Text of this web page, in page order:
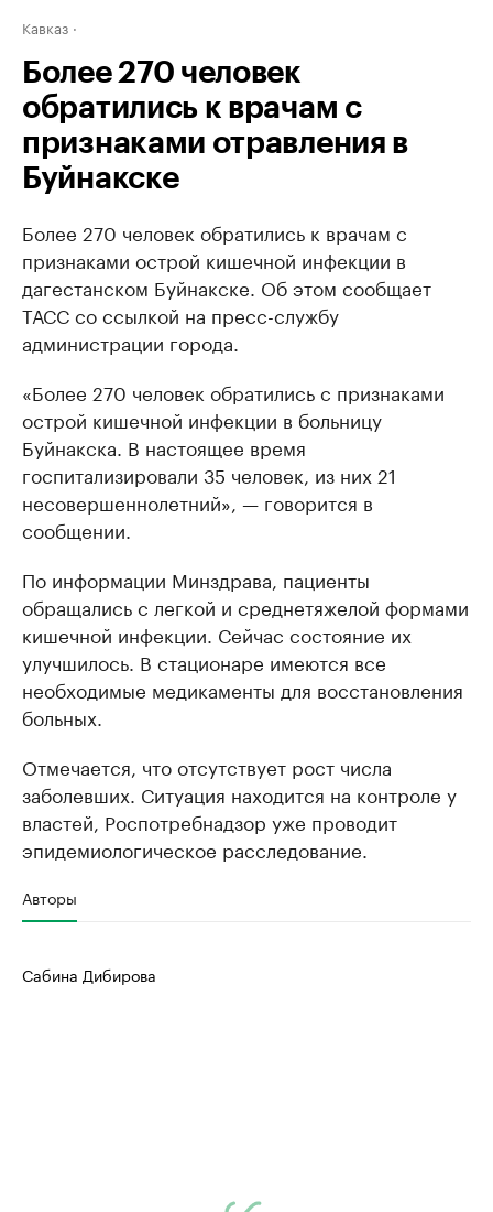
Кавказ
Более 270 человек
обратились к врачам с
признаками отравления в
Буйнакске
Более 270 человек обратились к врачам с
признаками острой кишечной инфекции в
дагестанском Буйнакске. Об этом сообщает
ТАСС со ссылкой на пресс-службу
администрации города.
«Более 270 человек обратились с признаками
острой кишечной инфекции в больницу
Буйнакска. В настоящее время
госпитализировали 35 человек, из них 21
несовершеннолетний», — говорится в
сообщении.
По информации Минздрава, пациенты
обращались с легкой и среднетяжелой формами
кишечной инфекции. Сейчас состояние их
улучшилось. В стационаре имеются все
необходимые медикаменты для восстановления
больных.
Отмечается, что отсутствует рост числа
заболевших. Ситуация находится на контроле у
властей, Роспотребнадзор уже проводит
эпидемиологическое расследование.
Авторы
Сабина Дибирова